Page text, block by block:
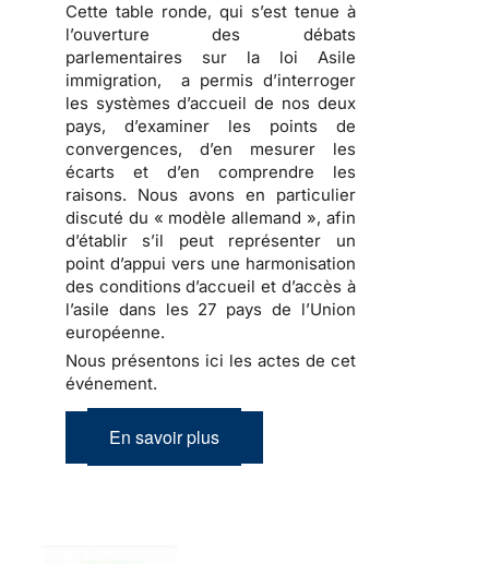
Cette table ronde, qui s’est tenue à
l’ouverture des débats
parlementaires sur la loi Asile
immigration, a permis d’interroger
les systèmes d’accueil de nos deux
pays, d’examiner les points de
convergences, d’en mesurer les
écarts et d’en comprendre les
raisons. Nous avons en particulier
discuté du « modèle allemand », afin
d’établir s’il peut représenter un
point d’appui vers une harmonisation
des conditions d’accueil et d’accès à
l’asile dans les 27 pays de l’Union
européenne.
Nous présentons ici les actes de cet
événement.
En savoir plus